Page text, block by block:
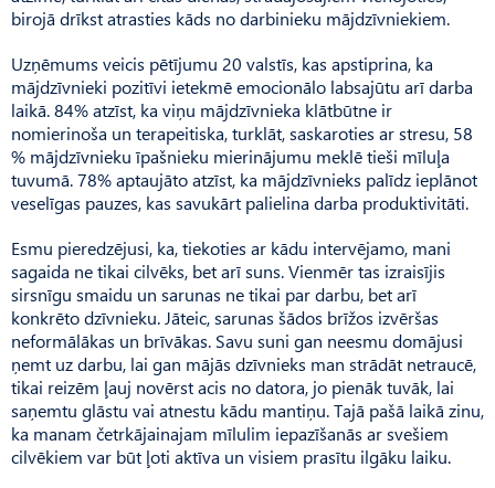
birojā drīkst atrasties kāds no darbinieku mājdzīvniekiem.
Uzņēmums veicis pētījumu 20 valstīs, kas apstiprina, ka
mājdzīvnieki pozitīvi ietekmē emocionālo labsajūtu arī darba
laikā. 84% atzīst, ka viņu mājdzīvnieka klātbūtne ir
nomierinoša un terapeitiska, turklāt, saskaroties ar stresu, 58
% mājdzīvnieku īpašnieku mierinājumu meklē tieši mīluļa
tuvumā. 78% aptaujāto atzīst, ka mājdzīvnieks palīdz ieplānot
veselīgas pauzes, kas savukārt palielina darba produktivitāti.
Esmu pieredzējusi, ka, tiekoties ar kādu intervējamo, mani
sagaida ne tikai cilvēks, bet arī suns. Vienmēr tas izraisījis
sirsnīgu smaidu un sarunas ne tikai par darbu, bet arī
konkrēto dzīvnieku. Jāteic, sarunas šādos brīžos izvēršas
neformālākas un brīvākas. Savu suni gan neesmu domājusi
ņemt uz darbu, lai gan mājās dzīvnieks man strādāt netraucē,
tikai reizēm ļauj novērst acis no datora, jo pienāk tuvāk, lai
saņemtu glāstu vai atnestu kādu mantiņu. Tajā pašā laikā zinu,
ka manam četr­kājainajam mīlulim iepazīšanās ar svešiem
cilvēkiem var būt ļoti aktīva un visiem prasītu ilgāku laiku.